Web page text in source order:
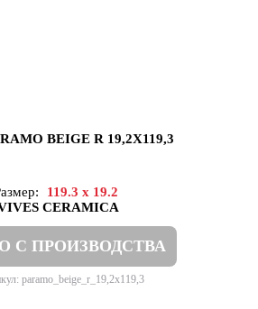
BEIGE R 19,2X119,3
119.3 x 19.2
CERAMICA
С ПРОИЗВОДСТВА
paramo_beige_r_19,2x119,3